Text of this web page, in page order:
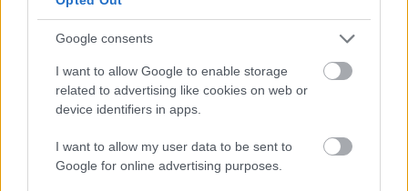
Google consents
I want to allow Google to enable storage
related to advertising like cookies on web or
device identifiers in apps.
I want to allow my user data to be sent to
Google for online advertising purposes.